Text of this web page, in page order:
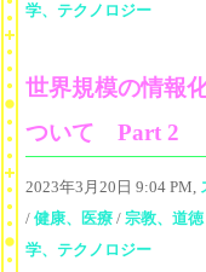
学、テクノロジー
世界規模の情報
ついて Part 2
2023年3月20日 9:04 PM,
/ 健康、医療 / 宗教、道徳
学、テクノロジー